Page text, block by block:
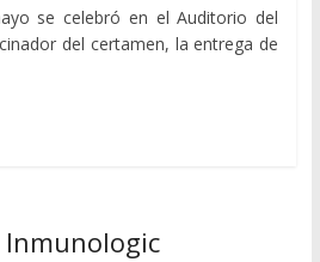
se celebró en el Auditorio del
del certamen, la entrega de
Inmunologic